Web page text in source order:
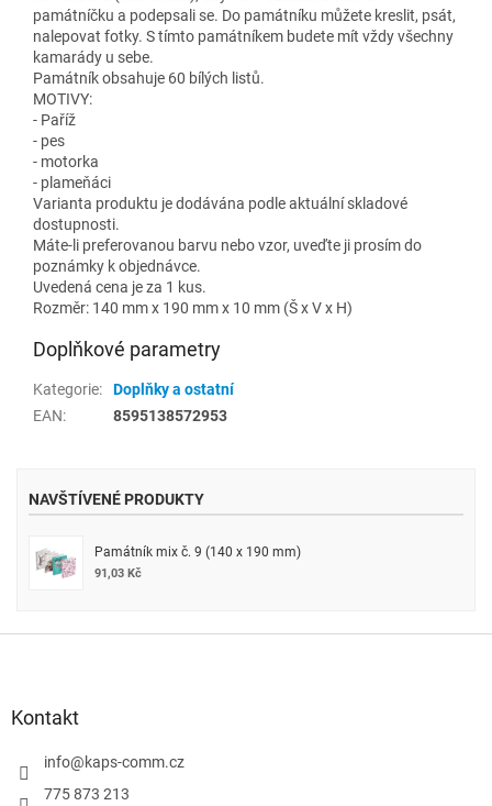
památníčku a podepsali se. Do památníku můžete kreslit, psát,
nalepovat fotky. S tímto památníkem budete mít vždy všechny
kamarády u sebe.
Památník obsahuje 60 bílých listů.
MOTIVY:
- Paříž
- pes
- motorka
- plameňáci
Varianta produktu je dodávána podle aktuální skladové
dostupnosti.
Máte-li preferovanou barvu nebo vzor, uveďte ji prosím do
poznámky k objednávce.
Uvedená cena je za 1 kus.
Rozměr: 140 mm x 190 mm x 10 mm (Š x V x H)
Doplňkové parametry
Kategorie:
Doplňky a ostatní
EAN: 8595138572953
NAVŠTÍVENÉ PRODUKTY
Památník mix č. 9 (140 x 190 mm)
91,03 Kč
Kontakt
info@kaps-comm.cz
775 873 213